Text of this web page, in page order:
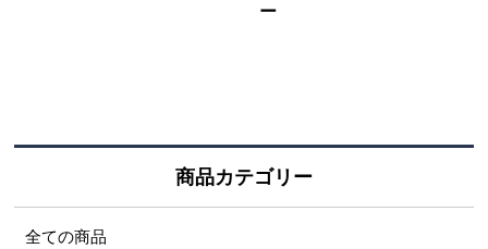
ー
商品カテゴリー
全ての商品